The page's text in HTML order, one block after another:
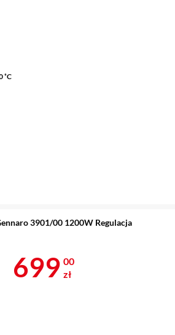
˚C
3901/00 1200W Regulacja
Cena 699 zł
699 00
zł